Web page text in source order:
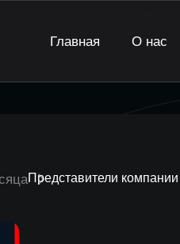
Главная О нас
Представители